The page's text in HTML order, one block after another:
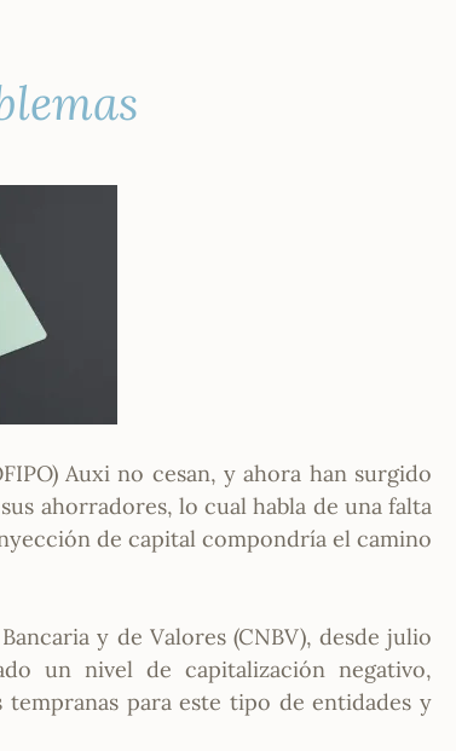
Auxi no cesan, y ahora han surgido
ahorradores, lo cual habla de una falta
de capital compondría el camino
y de Valores (CNBV), desde julio
un nivel de capitalización negativo,
para este tipo de entidades y